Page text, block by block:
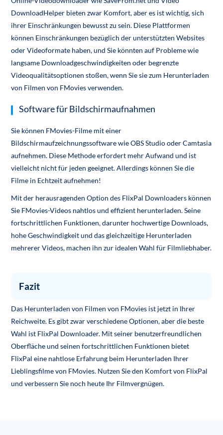
DownloadHelper bieten zwar Komfort, aber es ist wichtig, sich
ihrer Einschränkungen bewusst zu sein. Diese Plattformen
können Einschränkungen bezüglich der unterstützten Websites
oder Videoformate haben, und Sie könnten auf Probleme wie
langsame Downloadgeschwindigkeiten oder begrenzte
Videoqualitätsoptionen stoßen, wenn Sie sie zum Herunterladen
von Filmen von FMovies verwenden.
Software für Bildschirmaufnahmen
Sie können FMovies-Filme mit einer
Bildschirmaufzeichnungssoftware wie OBS Studio oder Camtasia
aufnehmen. Diese Methode erfordert mehr Aufwand und ist
vielleicht nicht für jeden geeignet. Allerdings können Sie die
Filme in Echtzeit aufnehmen!
Mit der herausragenden Option des FlixPal Downloaders können
Sie FMovies-Videos nahtlos und effizient herunterladen. Seine
fortschrittlichen Funktionen, darunter hochwertige Downloads,
hohe Geschwindigkeit und das gleichzeitige Herunterladen
mehrerer Videos, machen ihn zur idealen Wahl für Filmliebhaber.
Fazit
Das Herunterladen von Filmen von FMovies ist jetzt in Ihrer
Reichweite. Es gibt zwar verschiedene Optionen, aber die beste
Wahl ist FlixPal Downloader. Mit seiner benutzerfreundlichen
Oberfläche und seinen fortschrittlichen Funktionen bietet
FlixPal eine nahtlose Erfahrung beim Herunterladen Ihrer
Lieblingsfilme von FMovies. Nutzen Sie den Komfort von FlixPal
und verbessern Sie noch heute Ihr Filmvergnügen.